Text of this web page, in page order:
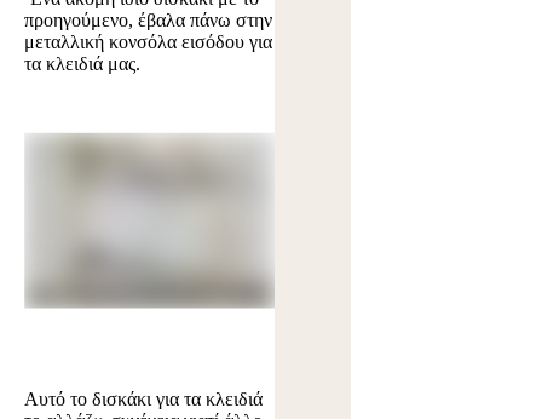
προηγούμενο, έβαλα πάνω στην
μεταλλική κονσόλα εισόδου για
τα κλειδιά μας.
Αυτό το δισκάκι για τα κλειδιά